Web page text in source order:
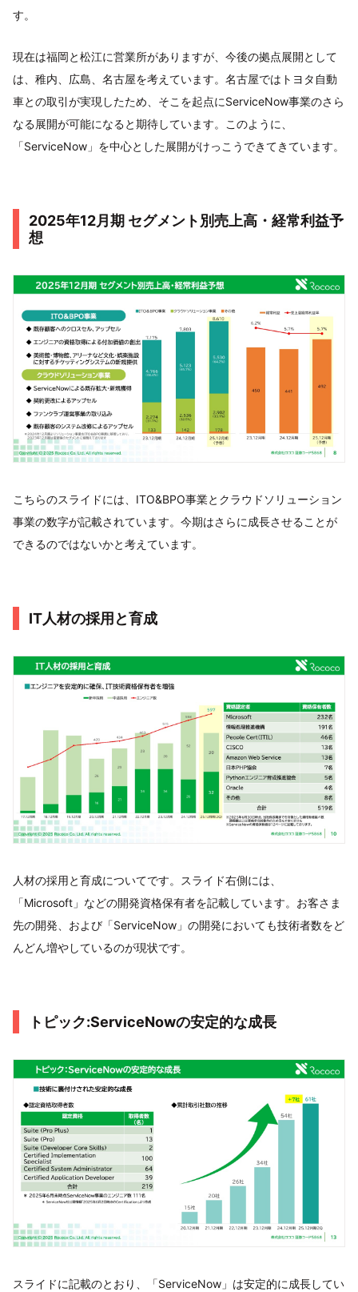
す。
現在は福岡と松江に営業所がありますが、今後の拠点展開として
は、稚内、広島、名古屋を考えています。名古屋ではトヨタ自動
車との取引が実現したため、そこを起点にServiceNow事業のさら
なる展開が可能になると期待しています。このように、
「ServiceNow」を中心とした展開がけっこうできてきています。
2025年12月期 セグメント別売上高・経常利益予
想
こちらのスライドには、ITO&BPO事業とクラウドソリューション
事業の数字が記載されています。今期はさらに成長させることが
できるのではないかと考えています。
IT人材の採用と育成
人材の採用と育成についてです。スライド右側には、
「Microsoft」などの開発資格保有者を記載しています。お客さま
先の開発、および「ServiceNow」の開発においても技術者数をど
んどん増やしているのが現状です。
トピック:ServiceNowの安定的な成長
スライドに記載のとおり、「ServiceNow」は安定的に成長してい